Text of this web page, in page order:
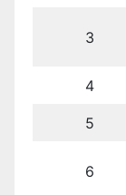
3
4
5
6